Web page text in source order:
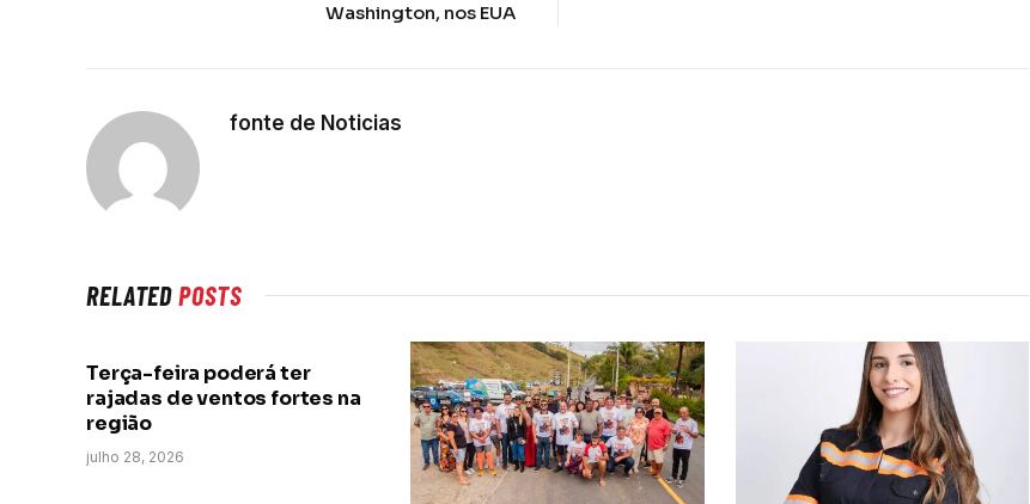
Washington, nos EUA
fonte de Noticias
RELATEDPOSTS
Terça-feira poderá ter
rajadas de ventos fortes na
região
julho 28, 2026